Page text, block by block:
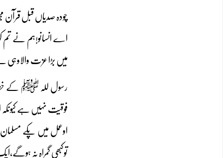
چودہ صدیاں قبل قرآن
اے انسانو!ہم نے تم
میں بڑا عزت والاوہی
رسول للہ ﷺ کے خطبہ
فوقیت نہیں ہے
اوعمل میں پکے
توکبھی گمراہ نہ